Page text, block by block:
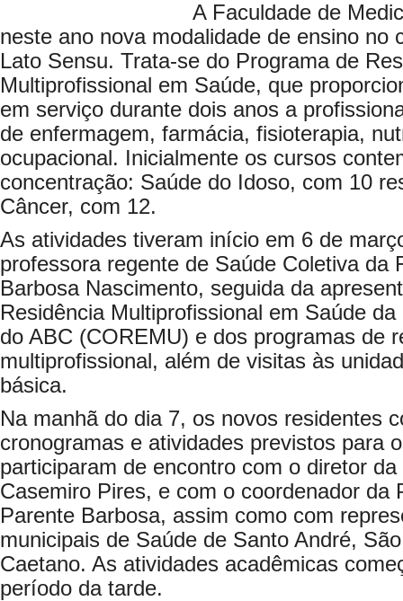
A Faculdade de
neste ano nova modalidade de ensino no
Lato Sensu. Trata-se do Programa de
Multiprofissional em Saúde, que
em serviço durante dois anos a
de enfermagem, farmácia, fisioterapia,
ocupacional. Inicialmente os cursos
concentração: Saúde do Idoso, com 10
Câncer, com 12.
As atividades tiveram início em 6 de
professora regente de Saúde Coletiva da
Barbosa Nascimento, seguida da
Residência Multiprofissional em Saúde
do ABC (COREMU) e dos programas de
multiprofissional, além de visitas às
básica.
Na manhã do dia 7, os novos residentes
cronogramas e atividades previstos para
participaram de encontro com o diretor
Casemiro Pires, e com o coordenador da
Parente Barbosa, assim como com
municipais de Saúde de Santo André,
Caetano. As atividades acadêmicas
período da tarde.